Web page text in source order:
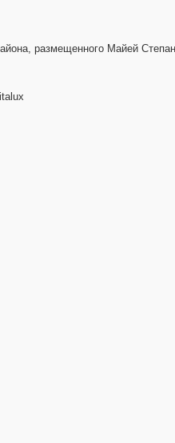
размещенного Майей